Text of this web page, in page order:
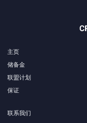
主页
储备金
联盟计划
保证
联系我们